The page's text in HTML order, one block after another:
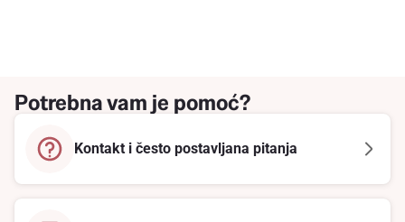
Potrebna vam je pomoć?
Kontakt i često postavljana pitanja